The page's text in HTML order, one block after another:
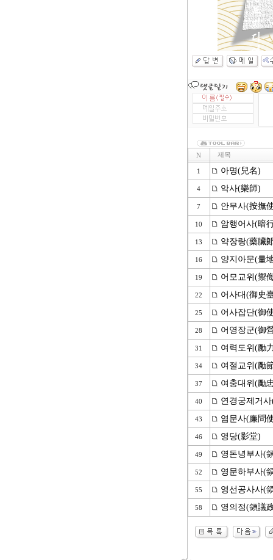
N 제목
1 아명(兒名)
4 악사(樂師)
7 안무사(按撫
10 암행어사(暗
13 약장랑(藥臟
16 양지아문(量
19 어모교위(禦
22 어사대(御史
25 어사잡단(御
28 어영장군(御
31 여력도위(勵
34 여절교위(勵
37 여충대위(勵
40 연경궁제거
43 염문사(廉問
46 영당(影堂)
49 영돈녕부사(
52 영문하부사(
55 영선공사사(
58 영의정(領議